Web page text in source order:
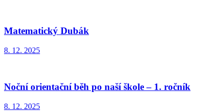
Matematický Dubák
8. 12. 2025
Noční orientační běh po naší škole – 1. ročník
8. 12. 2025